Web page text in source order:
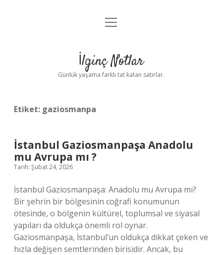
Anasayfa
Yasal Uyarı
menüyü
İlginç Notlar
Günlük yaşama farklı tat katan satırlar.
Etiket: gaziosmanpa
İstanbul Gaziosmanpaşa Anadolu
mu Avrupa mı ?
Tarih: Şubat 24, 2026
İstanbul Gaziosmanpaşa: Anadolu mu Avrupa mı?
Bir şehrin bir bölgesinin coğrafi konumunun
ötesinde, o bölgenin kültürel, toplumsal ve siyasal
yapıları da oldukça önemli rol oynar.
Gaziosmanpaşa, İstanbul’un oldukça dikkat çeken ve
hızla değişen semtlerinden birisidir. Ancak, bu